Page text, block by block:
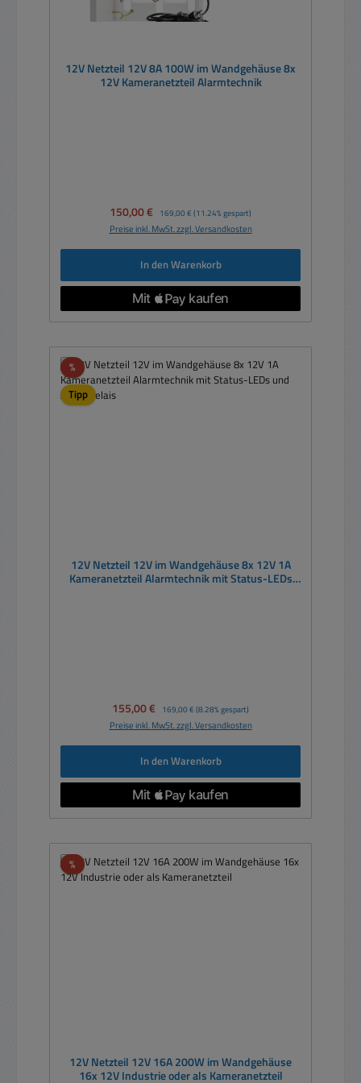
12V Netzteil 12V 8A 100W im Wandgehäuse 8x
12V Kameranetzteil Alarmtechnik
Verkaufspreis:
150,00 € Regulärer Preis:
169,00 € (11.24% gespart)
Preise inkl. MwSt. zzgl. Versandkosten
In den Warenkorb
%Rabatt
Tipp
12V Netzteil 12V im Wandgehäuse 8x 12V 1A
Kameranetzteil Alarmtechnik mit Status-LEDs
Verkaufspreis:
155,00 € Regulärer Preis:
169,00 € (8.28% gespart)
Preise inkl. MwSt. zzgl. Versandkosten
In den Warenkorb
%Rabatt
12V Netzteil 12V 16A 200W im Wandgehäuse
16x 12V Industrie oder als Kameranetzteil